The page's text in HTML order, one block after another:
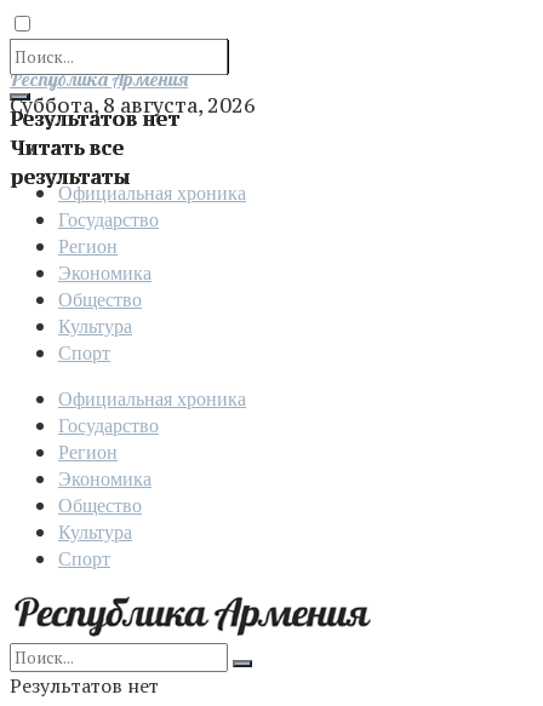
Результатов нет
Читать все
результаты
Отправить
Республика Армения
Суббота, 8 августа, 2026
Официальная хроника
Государство
Регион
Экономика
Общество
Культура
Спорт
Официальная хроника
Государство
Регион
Экономика
Общество
Культура
Спорт
Результатов нет